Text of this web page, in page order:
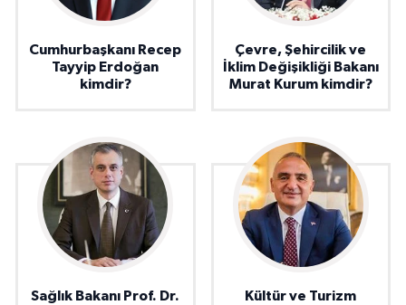
Cumhurbaşkanı Recep
Tayyip Erdoğan
kimdir?
Çevre, Şehircilik ve
İklim Değişikliği Bakanı
Murat Kurum kimdir?
Sağlık Bakanı Prof. Dr.
Kültür ve Turizm